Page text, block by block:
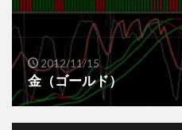
2012/11/15
金（ゴールド）